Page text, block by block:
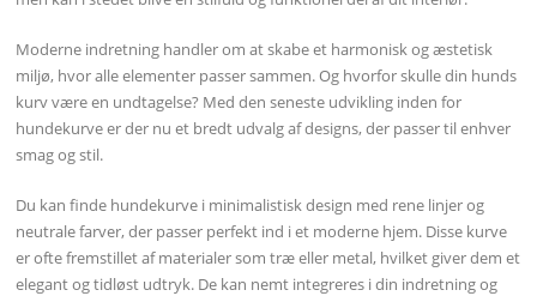
Moderne indretning handler om at skabe et harmonisk og æstetisk
miljø, hvor alle elementer passer sammen. Og hvorfor skulle din hunds
kurv være en undtagelse? Med den seneste udvikling inden for
hundekurve er der nu et bredt udvalg af designs, der passer til enhver
smag og stil.
Du kan finde hundekurve i minimalistisk design med rene linjer og
neutrale farver, der passer perfekt ind i et moderne hjem. Disse kurve
er ofte fremstillet af materialer som træ eller metal, hvilket giver dem et
elegant og tidløst udtryk. De kan nemt integreres i din indretning og